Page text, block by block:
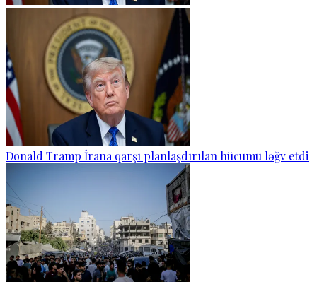
Donald Tramp İrana qarşı planlaşdırılan hücumu ləğv etdi